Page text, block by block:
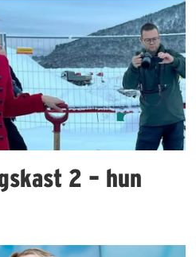
2 – hun